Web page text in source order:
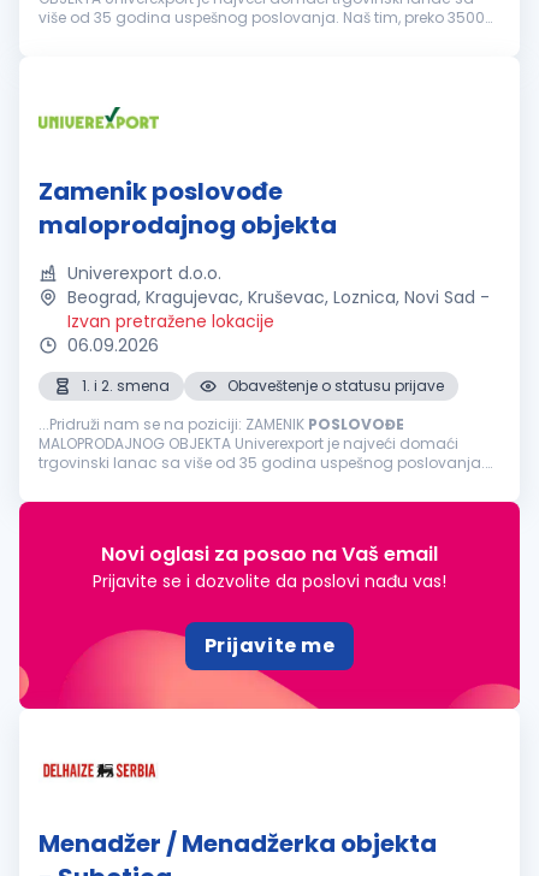
više od 35 godina uspešnog poslovanja. Naš tim, preko 3500
Zamenik poslovođe
maloprodajnog objekta
Univerexport d.o.o.
Beograd, Kragujevac, Kruševac, Loznica, Novi Sad -
Izvan pretražene lokacije
06.09.2026
1. i 2. smena
Obaveštenje o statusu prijave
...Pridruži nam se na poziciji: ZAMENIK POSLOVOĐE
MALOPRODAJNOG OBJEKTA Univerexport je najveći domaći
trgovinski lanac sa više od 35 godina uspešnog poslovanja.
i posvećeni pojedinci...
Novi oglasi za posao na Vaš email
Prijavite se i dozvolite da poslovi nađu vas!
Prijavite me
Menadžer / Menadžerka objekta